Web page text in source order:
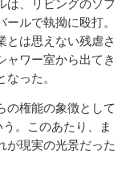
、リビングのソフ
ルで執拗に殴打。
とは思えない残虐さ
ャワー室から出てき
った。
権能の象徴として
。このあたり、ま
が現実の光景だった